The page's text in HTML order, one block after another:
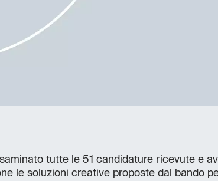
tutte le 51 candidature ricevute e
le soluzioni creative proposte dal bando